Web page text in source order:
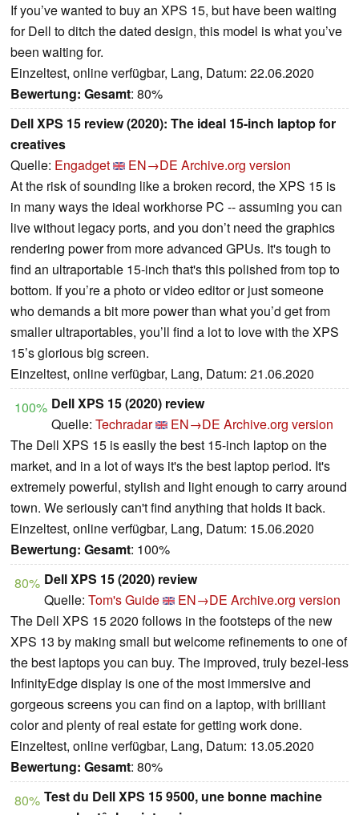
If you’ve wanted to buy an XPS 15, but have been waiting
for Dell to ditch the dated design, this model is what you’ve
been waiting for.
Einzeltest, online verfügbar, Lang, Datum: 22.06.2020
Bewertung: Gesamt: 80%
Dell XPS 15 review (2020): The ideal 15-inch laptop for
creatives
Quelle: Engadget EN→DE Archive.org version
At the risk of sounding like a broken record, the XPS 15 is
in many ways the ideal workhorse PC -- assuming you can
live without legacy ports, and you don’t need the graphics
rendering power from more advanced GPUs. It's tough to
find an ultraportable 15-inch that's this polished from top to
bottom. If you’re a photo or video editor or just someone
who demands a bit more power than what you’d get from
smaller ultraportables, you’ll find a lot to love with the XPS
15’s glorious big screen.
Einzeltest, online verfügbar, Lang, Datum: 21.06.2020
100% Dell XPS 15 (2020) review
Quelle: Techradar EN→DE Archive.org version
The Dell XPS 15 is easily the best 15-inch laptop on the
market, and in a lot of ways it's the best laptop period. It's
extremely powerful, stylish and light enough to carry around
town. We seriously can't find anything that holds it back.
Einzeltest, online verfügbar, Lang, Datum: 15.06.2020
Bewertung: Gesamt: 100%
80% Dell XPS 15 (2020) review
Quelle: Tom's Guide EN→DE Archive.org version
The Dell XPS 15 2020 follows in the footsteps of the new
XPS 13 by making small but welcome refinements to one of
the best laptops you can buy. The improved, truly bezel-less
InfinityEdge display is one of the most immersive and
gorgeous screens you can find on a laptop, with brilliant
color and plenty of real estate for getting work done.
Einzeltest, online verfügbar, Lang, Datum: 13.05.2020
Bewertung: Gesamt: 80%
80% Test du Dell XPS 15 9500, une bonne machine